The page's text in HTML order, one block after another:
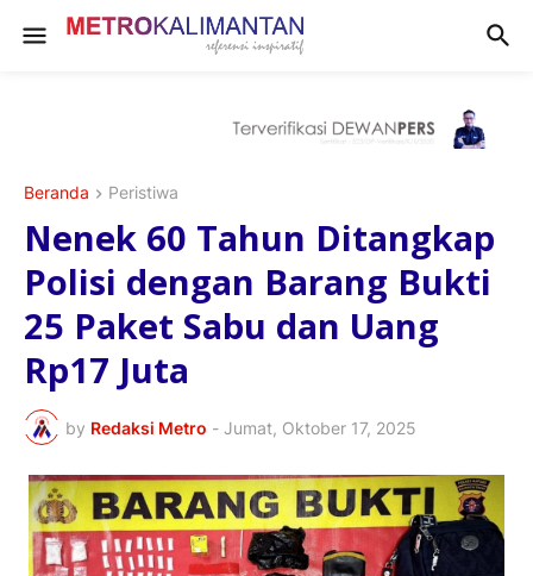
Beranda Peristiwa
Nenek 60 Tahun Ditangkap
Polisi dengan Barang Bukti
25 Paket Sabu dan Uang
Rp17 Juta
by Redaksi Metro - Jumat, Oktober 17, 2025